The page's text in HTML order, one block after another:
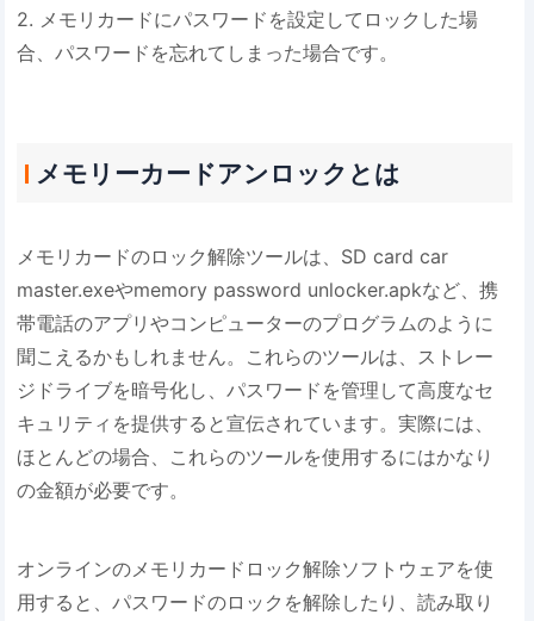
2. メモリカードにパスワードを設定してロックした場
合、パスワードを忘れてしまった場合です。
メモリーカードアンロックとは
メモリカードのロック解除ツールは、SD card car
master.exeやmemory password unlocker.apkなど、携
帯電話のアプリやコンピューターのプログラムのように
聞こえるかもしれません。これらのツールは、ストレー
ジドライブを暗号化し、パスワードを管理して高度なセ
キュリティを提供すると宣伝されています。実際には、
ほとんどの場合、これらのツールを使用するにはかなり
の金額が必要です。
オンラインのメモリカードロック解除ソフトウェアを使
用すると、パスワードのロックを解除したり、読み取り